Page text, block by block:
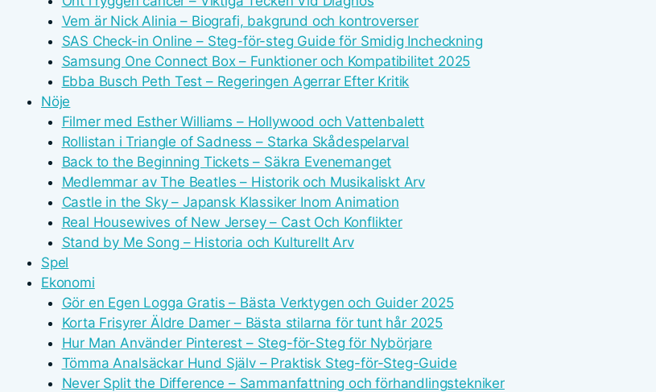
Vem är Nick Alinia – Biografi, bakgrund och kontroverser
SAS Check-in Online – Steg-för-steg Guide för Smidig Incheckning
Samsung One Connect Box – Funktioner och Kompatibilitet 2025
Ebba Busch Peth Test – Regeringen Agerrar Efter Kritik
Nöje
Filmer med Esther Williams – Hollywood och Vattenbalett
Rollistan i Triangle of Sadness – Starka Skådespelarval
Back to the Beginning Tickets – Säkra Evenemanget
Medlemmar av The Beatles – Historik och Musikaliskt Arv
Castle in the Sky – Japansk Klassiker Inom Animation
Real Housewives of New Jersey – Cast Och Konflikter
Stand by Me Song – Historia och Kulturellt Arv
Spel
Ekonomi
Gör en Egen Logga Gratis – Bästa Verktygen och Guider 2025
Korta Frisyrer Äldre Damer – Bästa stilarna för tunt hår 2025
Hur Man Använder Pinterest – Steg-för-Steg för Nybörjare
Tömma Analsäckar Hund Själv – Praktisk Steg-för-Steg-Guide
Never Split the Difference – Sammanfattning och förhandlingstekniker